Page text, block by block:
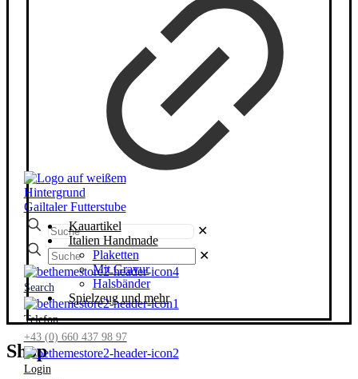
Suche
✕
Suche
✕
Search
Telefon
+43 (0) 660 437 98 97
Login
Kauartikel
Italien Handmade
Plaketten
Mit Gravur
Halsbänder
Spielzeug und mehr
Shop